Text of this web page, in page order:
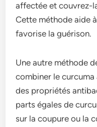
affectée et couvrez-
Cette méthode aide
favorise la guérison.
Une autre méthode
combiner le
des propriétés
parts égales de
sur la coupure ou la